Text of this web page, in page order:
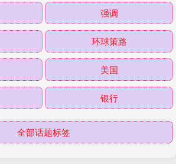
强调
环球策路
美国
银行
全部话题标签